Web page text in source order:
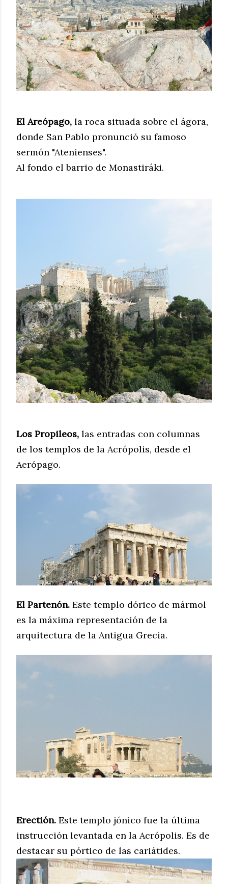
El Areópago, la roca situada sobre el ágora,
donde San Pablo pronunció su famoso
sermón "Atenienses".
Al fondo el barrio de Monastiráki.
Los Propileos, las entradas con columnas
de los templos de la Acrópolis, desde el
Aerópago.
El Partenón. Este templo dórico de mármol
es la máxima representación de la
arquitectura de la Antigua Grecia.
Erectión. Este templo jónico fue la última
instrucción levantada en la Acrópolis. Es de
destacar su pórtico de las cariátides.